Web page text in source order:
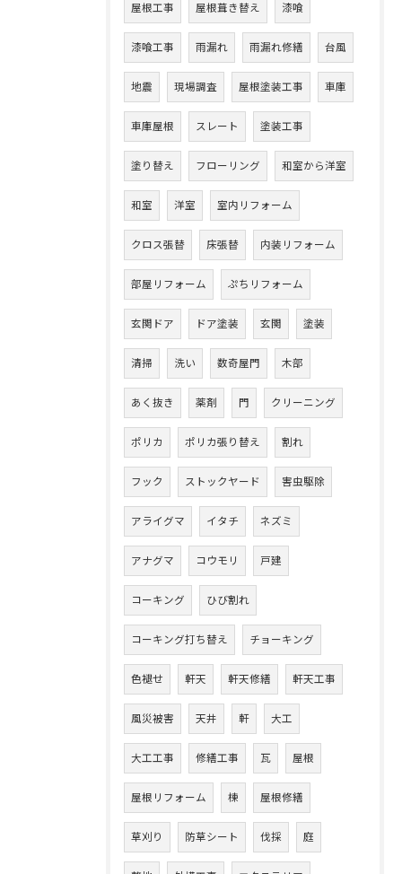
屋根工事 屋根葺き替え 漆喰
漆喰工事 雨漏れ 雨漏れ修繕 台風
地震 現場調査 屋根塗装工事 車庫
車庫屋根 スレート 塗装工事
塗り替え フローリング 和室から洋室
和室 洋室 室内リフォーム
クロス張替 床張替 内装リフォーム
部屋リフォーム ぷちリフォーム
玄関ドア ドア塗装 玄関 塗装
清掃 洗い 数奇屋門 木部
あく抜き 薬剤 門 クリーニング
ポリカ ポリカ張り替え 割れ
フック ストックヤード 害虫駆除
アライグマ イタチ ネズミ
アナグマ コウモリ 戸建
コーキング ひび割れ
コーキング打ち替え チョーキング
色褪せ 軒天 軒天修繕 軒天工事
風災被害 天井 軒 大工
大工工事 修繕工事 瓦 屋根
屋根リフォーム 棟 屋根修繕
草刈り 防草シート 伐採 庭